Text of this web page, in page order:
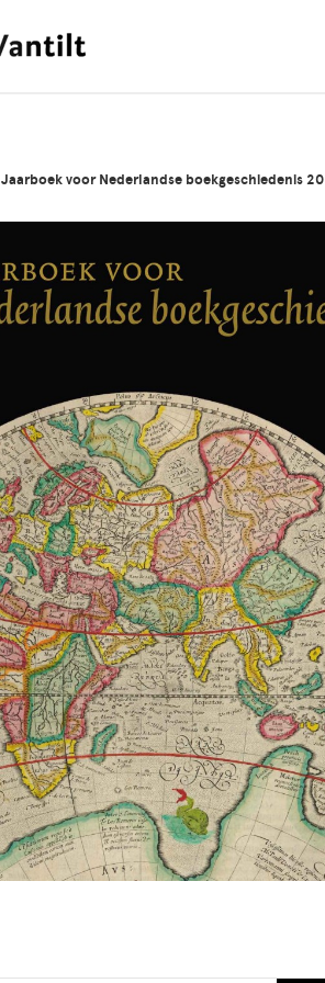
Jaarboek voor Nederlandse boekgeschiedenis 20